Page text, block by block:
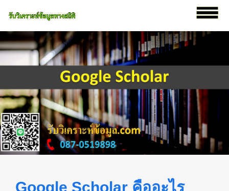
Google Scholar คืออะไร